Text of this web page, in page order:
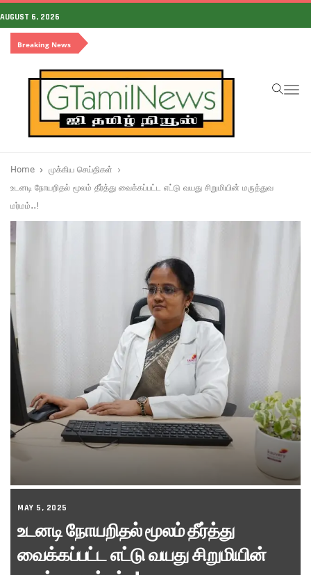
AUGUST 6, 2026
Breaking News
Home
முக்கிய செய்திகள்
உடனடி நோயறிதல் மூலம் தீர்த்து வைக்கப்பட்ட எட்டு வயது சிறுமியின் மருத்துவ
மர்மம்..!
MAY 5, 2025
உடனடி நோயறிதல் மூலம் தீர்த்து
வைக்கப்பட்ட எட்டு வயது சிறுமியின்